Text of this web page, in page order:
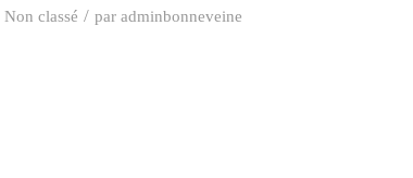
Non classé / par adminbonneveine